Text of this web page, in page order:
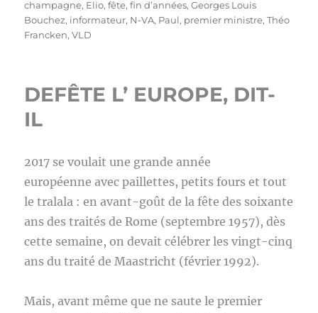
le
champagne, Elio,fête,fin d’années,Georges Louis
Bouchez, informateur, N-VA, Paul, premier ministre,Théo
Francken,VLD
DEFÊTE L’ EUROPE, DIT-
IL
2017 se voulait une grande année
européenne avec paillettes, petits fours et tout
le tralala : en avant-goût de la fête des soixante
ans des traités de Rome (septembre 1957), dès
cette semaine, on devait célébrer les vingt-cinq
ans du traité de Maastricht (février 1992).
Mais, avant même que ne saute le premier